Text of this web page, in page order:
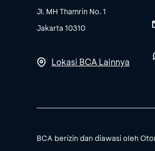
Jl. MH Thamrin No. 1
Jakarta 10310
Lokasi BCA Lainnya
BCA berizin dan diawasi oleh